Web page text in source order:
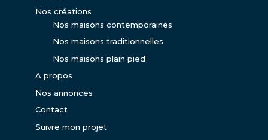
Nos créations
Nos maisons contemporaines
Nos maisons traditionnelles
Nos maisons plain pied
A propos
Nos annonces
Contact
Suivre mon projet